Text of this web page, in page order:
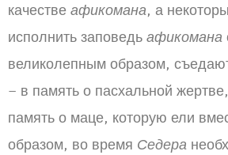
качестве афикомана, а
исполнить заповедь афикомана
великолепным образом,
– в память о пасхальной
память о маце, которую ели
образом, во время Седера